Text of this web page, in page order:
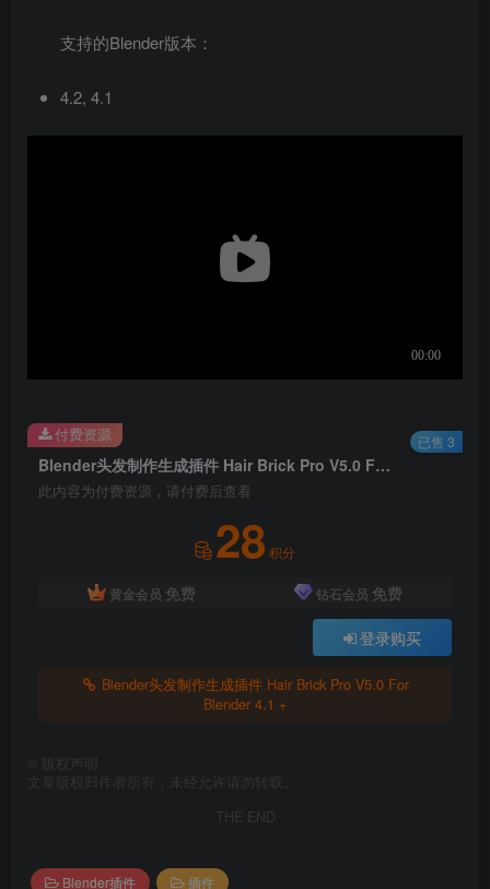
支持的Blender版本：
4.2, 4.1
Blender头发制作生成插件 Hair Brick Pro V5.0 For Blender 4.1 +
此内容为付费资源，请付费后查看
28 积分
黄金会员 免费 钻石会员 免费
登录购买
Blender头发制作生成插件 Hair Brick Pro V5.0 For
Blender 4.1 +
付费资源 已售 3
版权声明
文章版权归作者所有，未经允许请勿转载。
THE END
Blender插件
插件